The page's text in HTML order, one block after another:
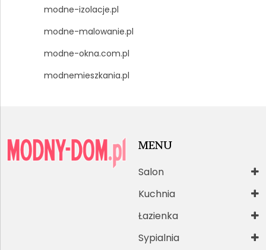
modne-izolacje.pl
modne-malowanie.pl
modne-okna.com.pl
modnemieszkania.pl
MENU
Salon
Kuchnia
Łazienka
Sypialnia